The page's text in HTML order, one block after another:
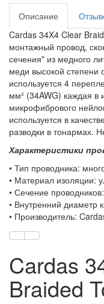
Описание
Cardas 34X4 Clear
монтажный провод,
сечения" из медного
меди высокой степени
используется 4
мм² (34AWG) каждая в
микрофибрового
используется в
разводки в тонармах.
Характеристики
• Тип проводника:
• Материал изоляции:
• Сечение
• Внутренний диаметр
• Производитель:
Cardas
Braided